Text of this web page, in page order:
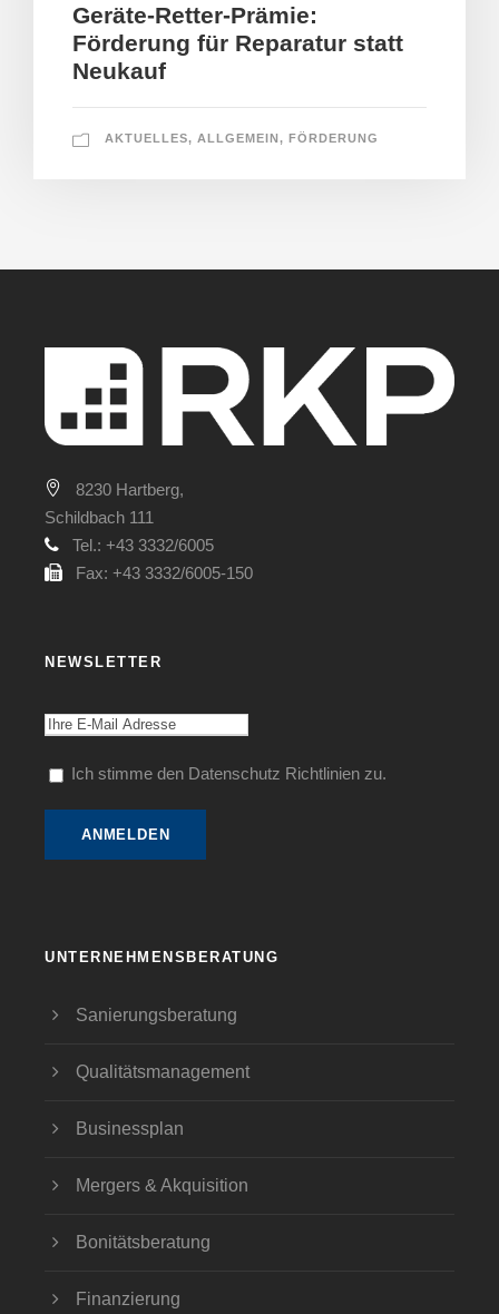
Geräte-Retter-Prämie:
Förderung für Reparatur statt
Neukauf
AKTUELLES, ALLGEMEIN, FÖRDERUNG
8230 Hartberg,
Schildbach 111
Tel.: +43 3332/6005
Fax: +43 3332/6005-150
NEWSLETTER
Ich stimme den Datenschutz Richtlinien zu.
UNTERNEHMENSBERATUNG
Sanierungsberatung
Qualitätsmanagement
Businessplan
Mergers & Akquisition
Bonitätsberatung
Finanzierung